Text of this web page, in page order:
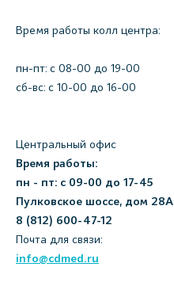
Время работы колл центра:
пн-пт: c 08-00 до 19-00
сб-вс: с 10-00 до 16-00
Центральный офис
Время работы:
пн - пт: с 09-00 до 17-45
Пулковское шоссе, дом 28А
8 (812) 600-47-12
Почта для связи:
info@cdmed.ru